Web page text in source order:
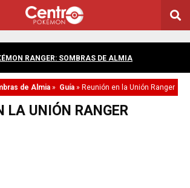
RANGER: SOMBRAS DE ALMIA
de Almia » Guía » Reunión en la Unión Ranger
LA UNIÓN RANGER